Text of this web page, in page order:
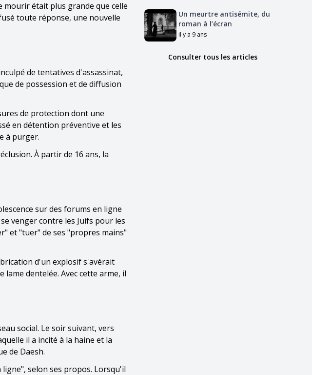
mourir était plus grande que celle
toute réponse, une nouvelle
de tentatives d'assassinat,
de possession et de diffusion
de protection dont une
en détention préventive et les
à purger.
À partir de 16 ans, la
sur des forums en ligne
venger contre les Juifs pour les
et "tuer" de ses "propres mains"
d'un explosif s'avérait
dentelée. Avec cette arme, il
social. Le soir suivant, vers
il a incité à la haine et la
de Daesh.
selon ses propos. Lorsqu'il
Un meurtre antisémite, du
roman à l’écran
il y a 9 ans
Consulter tous les articles